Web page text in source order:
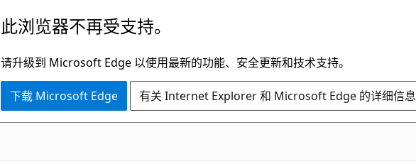
此浏览器不再受支持。
请升级到 Microsoft Edge 以使用最新的功能、安全更新和技术支持。
下载 Microsoft Edge 有关 Internet Explorer 和 Microsoft Edge 的详细信息